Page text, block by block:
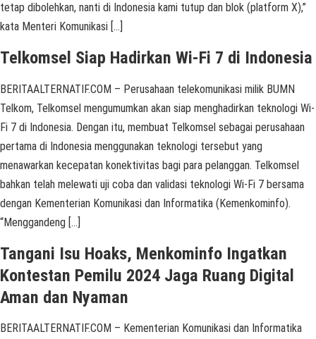
tetap dibolehkan, nanti di Indonesia kami tutup dan blok (platform X),”
kata Menteri Komunikasi […]
Telkomsel Siap Hadirkan Wi-Fi 7 di Indonesia
BERITAALTERNATIF.COM – Perusahaan telekomunikasi milik BUMN
Telkom, Telkomsel mengumumkan akan siap menghadirkan teknologi Wi-
Fi 7 di Indonesia. Dengan itu, membuat Telkomsel sebagai perusahaan
pertama di Indonesia menggunakan teknologi tersebut yang
menawarkan kecepatan konektivitas bagi para pelanggan. Telkomsel
bahkan telah melewati uji coba dan validasi teknologi Wi-Fi 7 bersama
dengan Kementerian Komunikasi dan Informatika (Kemenkominfo).
“Menggandeng […]
Tangani Isu Hoaks, Menkominfo Ingatkan
Kontestan Pemilu 2024 Jaga Ruang Digital
Aman dan Nyaman
BERITAALTERNATIF.COM – Kementerian Komunikasi dan Informatika